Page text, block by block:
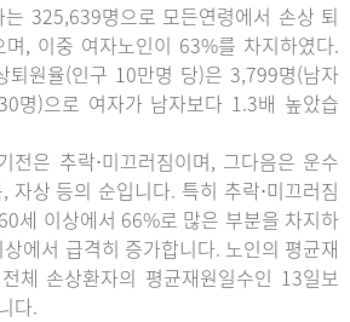
는 325,639명으로 모든연령에서 손상 퇴
, 이중 여자노인이 63%를 차지하였다.
퇴원율(인구 10만명 당)은 3,799명(남자
명)으로 여자가 남자보다 1.3배 높았습
전은 추락⋅미끄러짐이며, 그다음은 운수
자상 등의 순입니다. 특히 추락⋅미끄러짐
세 이상에서 66%로 많은 부분을 차지하
에서 급격히 증가합니다. 노인의 평균재
체 손상환자의 평균재원일수인 13일보
다.